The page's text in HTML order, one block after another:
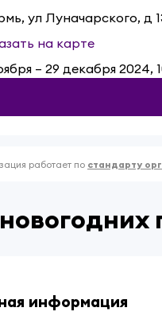
ул Луначарского, д
на карте
– 29 декабря 2024,
работает по стандарту
информация